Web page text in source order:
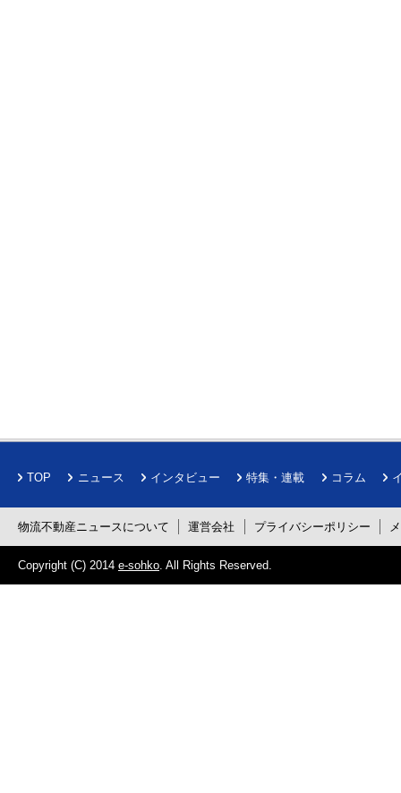
TOP ニュース インタビュー 特集・連載 コラム
物流不動産ニュースについて 運営会社 プライバシーポリシー
Copyright (C) 2014 e-sohko . All Rights Reserved.